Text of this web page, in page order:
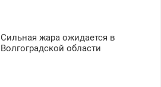
Сильная жара ожидается в
Волгоградской области